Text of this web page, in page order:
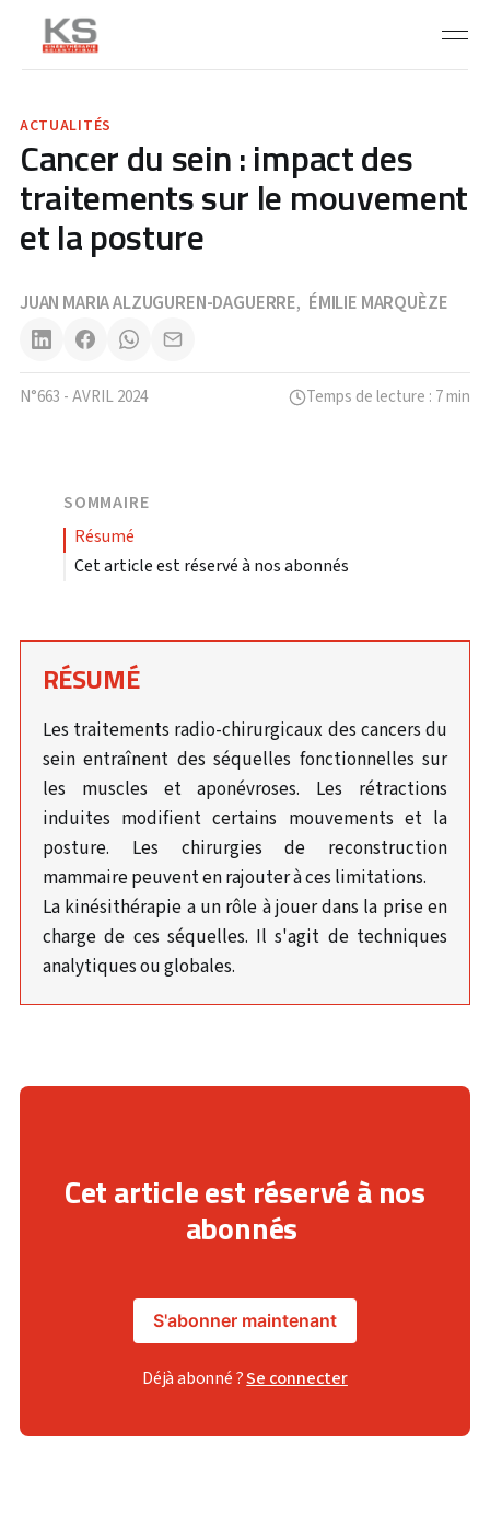
ACTUALITÉS
Cancer du sein : impact des
traitements sur le mouvement
et la posture
JUAN MARIA ALZUGUREN-DAGUERRE, ÉMILIE MARQUÈZE
N°663 - AVRIL 2024 Temps de lecture : 7 min
SOMMAIRE
résumé
Cet article est réservé à nos abonnés
RÉSUMÉ
Les traitements radio-chirurgicaux des cancers du
sein entraînent des séquelles fonctionnelles sur
les muscles et aponévroses. Les rétractions
induites modifient certains mouvements et la
posture. Les chirurgies de reconstruction
mammaire peuvent en rajouter à ces limitations.
La kinésithérapie a un rôle à jouer dans la prise en
charge de ces séquelles. Il s'agit de techniques
analytiques ou globales.
Cet article est réservé à nos
abonnés
S'abonner maintenant
Déjà abonné ?Se connecter